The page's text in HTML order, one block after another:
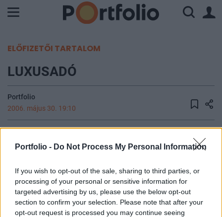
Portfolio - Do Not Process My Personal Information
If you wish to opt-out of the sale, sharing to third parties, or
processing of your personal or sensitive information for
targeted advertising by us, please use the below opt-out
section to confirm your selection. Please note that after your
opt-out request is processed you may continue seeing
ELŐFIZETŐI TARTALOM
LUXUSADÓ
Portfolio
2006. május 30. 19:10
fogadta el a luxusadóról szóló 2005. évi CXXI.
valójában egy értékalapon működő ingatlanadó,
mely azonban csak a 100 millió forintot
meghaladó számított értékű lakóingatlanokat
terheli (az ezen érték alatti ingatlanokra nem